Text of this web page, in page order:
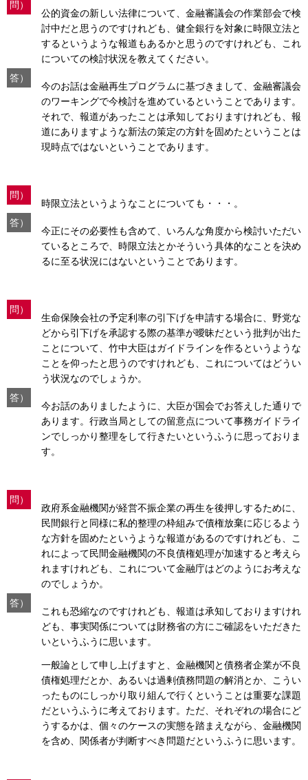
問）
公的資金の新しい法律について、金融審議会の作業部会で検
討中だと思うのですけれども、健全銀行を対象に時限立法と
するというような報道もあるかと思うのですけれども、これ
についての検討状況を教えてください。
答）
今のお話は金融再生プログラムに基づきまして、金融審議会
のワーキングで今検討を進めているということであります。
それで、報道があったことは承知しておりますけれども、報
道にありますような新法の策定の方針を固めたということは
現時点ではないということであります。
問）
時限立法というようなことについても・・・。
答）
今正にその必要性も含めて、いろんな角度から検討いただい
ているところで、時限立法とかそういう具体的なことを決め
るに至る状況にはないということであります。
問）
生命保険会社の予定利率の引下げを申請する場合に、野党な
どから引下げを承認する際の基準が曖昧だという批判が出た
ことについて、竹中大臣はガイドラインを作るというような
ことを仰ったと思うのですけれども、これについてはどうい
う状況なのでしょうか。
答）
今お話のありましたように、大臣が国会でお答えした通りで
あります。行政当局としての留意点について事務ガイドライ
ンでしっかり整理をして行きたいというふうに思っておりま
す。
問）
政府系金融機関が経営不振企業の再生を後押しするために、
民間銀行と同様に私的整理の枠組みで債権放棄に応じるよう
な方針を固めたというような報道があるのですけれども、こ
れによって民間金融機関の不良債権処理が加速すると考えら
れますけれども、これについて金融庁はどのようにお考えな
のでしょうか。
答）
これも恐縮なのですけれども、報道は承知しておりますけれ
ども、事実関係については財務省の方にご確認をいただきた
いというふうに思います。
一般論として申し上げますと、金融機関と債務者企業が不良
債権処理だとか、あるいは過剰債務問題の解消とか、こうい
ったものにしっかり取り組んで行くということは重要な課題
だというふうに考えております。ただ、それぞれの場合にど
うするかは、個々のケースの実態を踏まえながら、金融機関
を含め、関係者が判断すべき問題だというふうに思います。